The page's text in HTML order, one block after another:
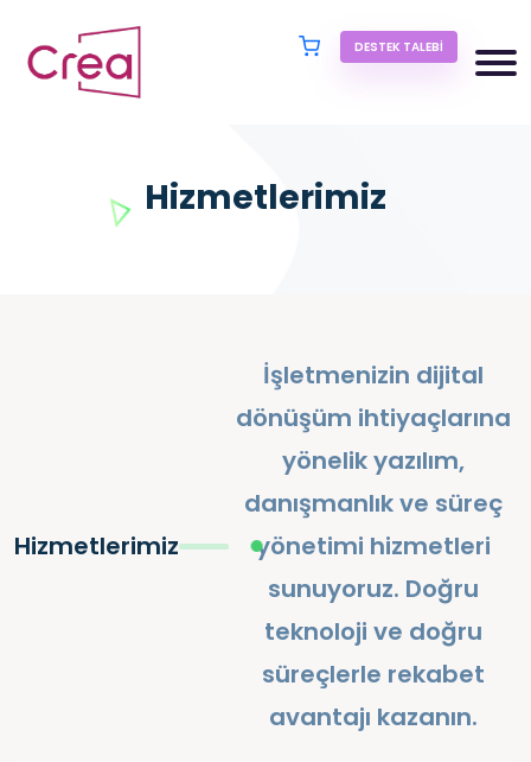
DESTEK TALEBI
Hizmetlerimiz
Hizmetlerimiz
İşletmenizin dijital
dönüşüm ihtiyaçlarına
yönelik yazılım,
danışmanlık ve süreç
yönetimi hizmetleri
sunuyoruz. Doğru
teknoloji ve doğru
süreçlerle rekabet
avantajı kazanın.